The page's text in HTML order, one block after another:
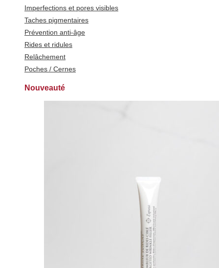
Imperfections et pores visibles
Taches pigmentaires
Prévention anti-âge
Rides et ridules
Relâchement
Poches / Cernes
Nouveauté